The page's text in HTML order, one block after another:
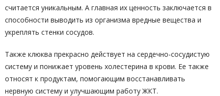
считается уникальным. А главная их ценность заключается в
способности выводить из организма вредные вещества и
укреплять стенки сосудов.
Также клюква прекрасно действует на сердечно-сосудистую
систему и понижает уровень холестерина в крови. Ее также
относят к продуктам, помогающим восстанавливать
нервную систему и улучшающим работу ЖКТ.